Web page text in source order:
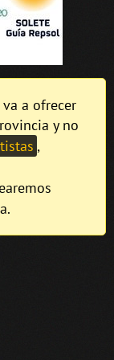
a ofrecer
y no
,